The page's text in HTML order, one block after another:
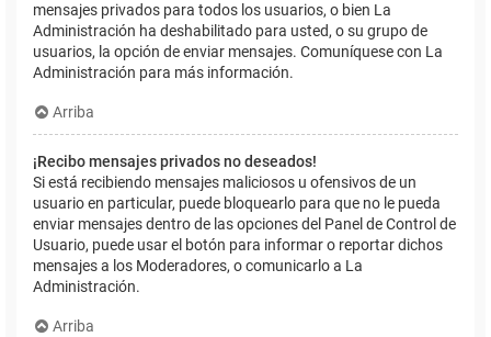
mensajes privados para todos los usuarios, o bien La
Administración ha deshabilitado para usted, o su grupo de
usuarios, la opción de enviar mensajes. Comuníquese con La
Administración para más información.
Arriba
¡Recibo mensajes privados no deseados!
Si está recibiendo mensajes maliciosos u ofensivos de un
usuario en particular, puede bloquearlo para que no le pueda
enviar mensajes dentro de las opciones del Panel de Control de
Usuario, puede usar el botón para informar o reportar dichos
mensajes a los Moderadores, o comunicarlo a La
Administración.
Arriba